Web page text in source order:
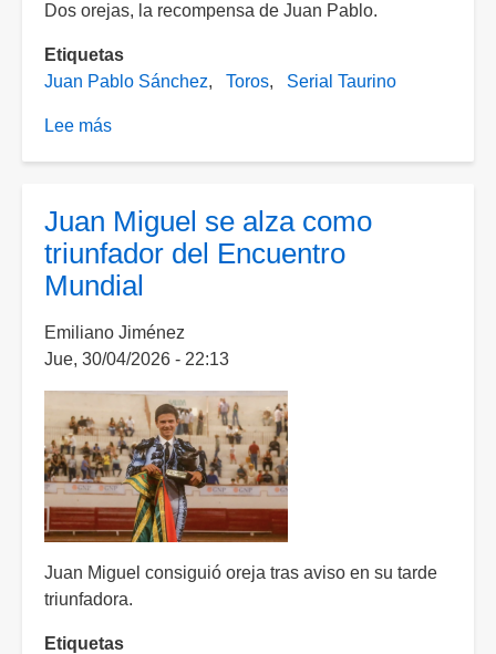
Dos orejas, la recompensa de Juan Pablo.
Etiquetas
Juan Pablo Sánchez
Toros Serial Taurino
Lee más
una
obra
maestra
la
Monumental
Juan Miguel se alza como
triunfador del Encuentro
Mundial
Emiliano Jiménez
Jue, 30/04/2026 - 22:13
Juan Miguel consiguió oreja tras aviso en su tarde
triunfadora.
Etiquetas